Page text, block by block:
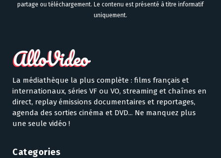
partage ou téléchargement. Le contenu est présenté à titre informatif
uniquement.
La médiathèque la plus complète : films français et
internationaux, séries VF ou VO, streaming et chaînes en
direct, replay émissions documentaires et reportages,
agenda des sorties cinéma et DVD... Ne manquez plus
une seule vidéo !
Categories